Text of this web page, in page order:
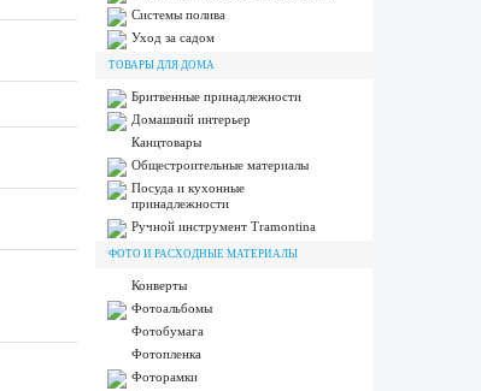
Системы полива
Уход за садом
ТОВАРЫ ДЛЯ ДОМА
Бритвенные принадлежности
Домашний интерьер
Канцтовары
Общестроительные материалы
Посуда и кухонные
принадлежности
Ручной инструмент Tramontina
ФОТО И РАСХОДНЫЕ МАТЕРИАЛЫ
Конверты
Фотоальбомы
Фотобумага
Фотопленка
Фоторамки